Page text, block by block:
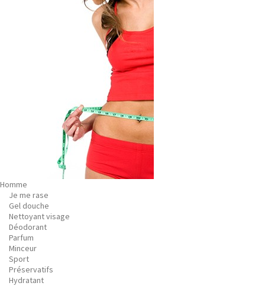
Homme
Je me rase
Gel douche
Nettoyant visage
Déodorant
Parfum
Minceur
Sport
Préservatifs
Hydratant